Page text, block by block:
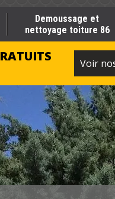
Demoussage et
nettoyage toiture 86
Voir